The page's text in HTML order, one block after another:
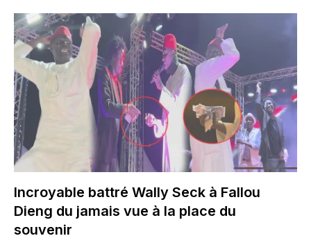
Incroyable battré Wally Seck à Fallou
Dieng du jamais vue à la place du
souvenir